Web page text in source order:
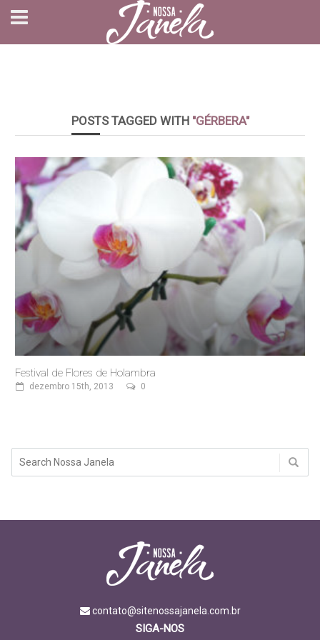
POSTS TAGGED WITH "GÉRBERA"
Festival de Flores de Holambra
dezembro 15th, 2013 0
contato@sitenossajanela.com.br
SIGA-NOS